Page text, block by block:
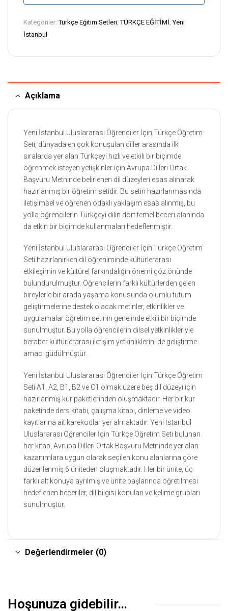
Kategoriler:Türkçe Eğitim Setleri ,TÜRKÇE EĞİTİMİ ,Yeni
İstanbul
Açıklama
Yeni İstanbul Uluslararası Öğrenciler İçin Türkçe Öğretim
Seti, dünyada en çok konuşulan diller arasında ilk
sıralarda yer alan Türkçeyi hızlı ve etkili bir biçimde
öğrenmek isteyen yetişkinler için Avrupa Dilleri Ortak
Başvuru Metninde belirlenen dil düzeyleri esas alınarak
hazırlanmış bir öğretim setidir. Bu setin hazırlanmasında
iletişimsel ve öğrenen odaklı yaklaşım esas alınmış, bu
yolla öğrencilerin Türkçeyi dilin dört temel beceri alanında
da etkin bir biçimde kullanmaları hedeflenmiştir.
Yeni İstanbul Uluslararası Öğrenciler İçin Türkçe Öğretim
Seti hazırlanırken dil öğreniminde kültürlerarası
etkileşimin ve kültürel farkındalığın önemi göz önünde
bulundurulmuştur. Öğrencilerin farklı kültürlerden gelen
bireylerle bir arada yaşama konusunda olumlu tutum
geliştirmelerine destek olacak metinler, etkinlikler ve
uygulamalar öğretim setinin genelinde etkili bir biçimde
sunulmuştur. Bu yolla öğrencilerin dilsel yetkinlikleriyle
beraber kültürlerarası iletişim yetkinliklerini de geliştirme
amacı güdülmüştür.
Yeni İstanbul Uluslararası Öğrenciler İçin Türkçe Öğretim
Seti A1, A2, B1, B2 ve C1 olmak üzere beş dil düzeyi için
hazırlanmış kur paketlerinden oluşmaktadır. Her bir kur
paketinde ders kitabı, çalışma kitabı, dinleme ve video
kayıtlarına ait karekodlar yer almaktadır. Yeni İstanbul
Uluslararası Öğrenciler İçin Türkçe Öğretim Seti bulunan
her kitap, Avrupa Dilleri Ortak Başvuru Metninde yer alan
kazanımlara uygun olarak seçilen konu alanlarına göre
düzenlenmiş 6 üniteden oluşmaktadır. Her bir ünite, üç
farklı alt konuya ayrılmış ve ünite başlarında öğretilmesi
hedeflenen beceriler, dil bilgisi konuları ve kelime grupları
sunulmuştur.
Değerlendirmeler (0)
Hoşunuza gidebilir…